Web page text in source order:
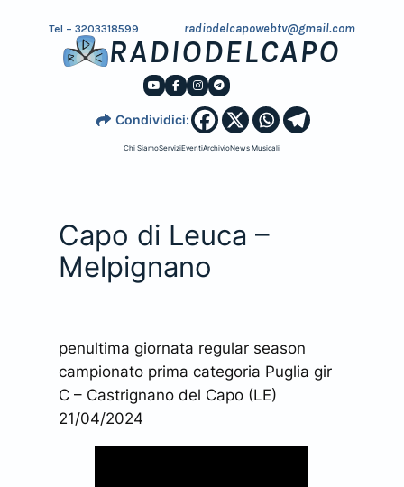
Tel – 3203318599 radiodelcapowebtv@gmail.com
RADIODELCAPO
Condividici:
Chi SiamoServiziEventiArchivioNews Musicali
Capo di Leuca –
Melpignano
penultima giornata regular season
campionato prima categoria Puglia gir
C – Castrignano del Capo (LE)
21/04/2024